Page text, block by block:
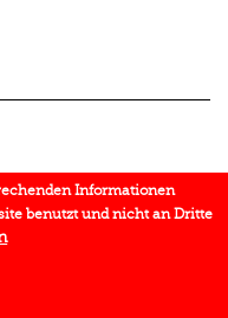
Informationen
benutzt und nicht an Dritte